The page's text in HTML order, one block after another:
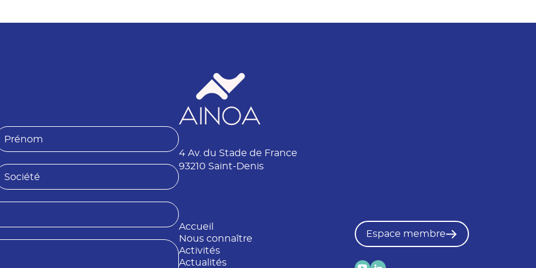
4 Av. du Stade de France
93210 Saint-Denis
Accueil
Nous connaître
Activités
Actualités
Espace membre